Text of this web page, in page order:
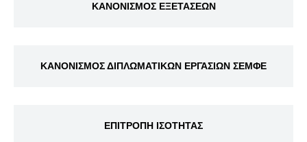
ΚΑΝΟΝΙΣΜΟΣ ΕΞΕΤΑΣΕΩΝ
ΚΑΝΟΝΙΣΜΟΣ ΔΙΠΛΩΜΑΤΙΚΩΝ ΕΡΓΑΣΙΩΝ ΣΕΜΦΕ
ΕΠΙΤΡΟΠΗ ΙΣΟΤΗΤΑΣ